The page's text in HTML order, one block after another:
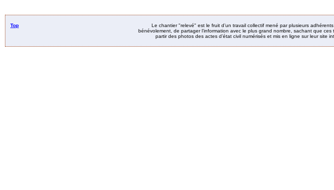
Top
Le chantier "relevé" est le fruit d’un travail collectif mené par plusieurs
bénévolement, de partager l’information avec le plus grand nombre, sachant que
partir des photos des actes d’état civil numérisés et mis en ligne sur leur site